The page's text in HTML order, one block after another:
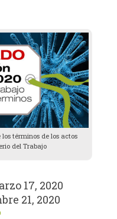
términos de los actos
del Trabajo
17, 2020
21, 2020